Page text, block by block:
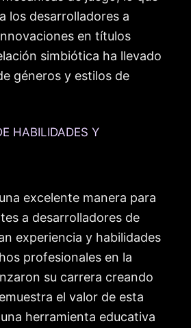
los desarrolladores a
en títulos
simbiótica ha llevado
géneros y estilos de
HABILIDADES Y
excelente manera para
a desarrolladores de
experiencia y habilidades
profesionales en la
su carrera creando
el valor de esta
herramienta educativa